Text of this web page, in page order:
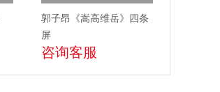
郭子昂《嵩高维岳》四条
屏
咨询客服